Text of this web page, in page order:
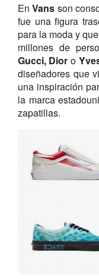
En Vans son
fue una figura
para la moda y
millones de
Gucci, Dior o
diseñadores que
una inspiración
la marca
zapatillas.